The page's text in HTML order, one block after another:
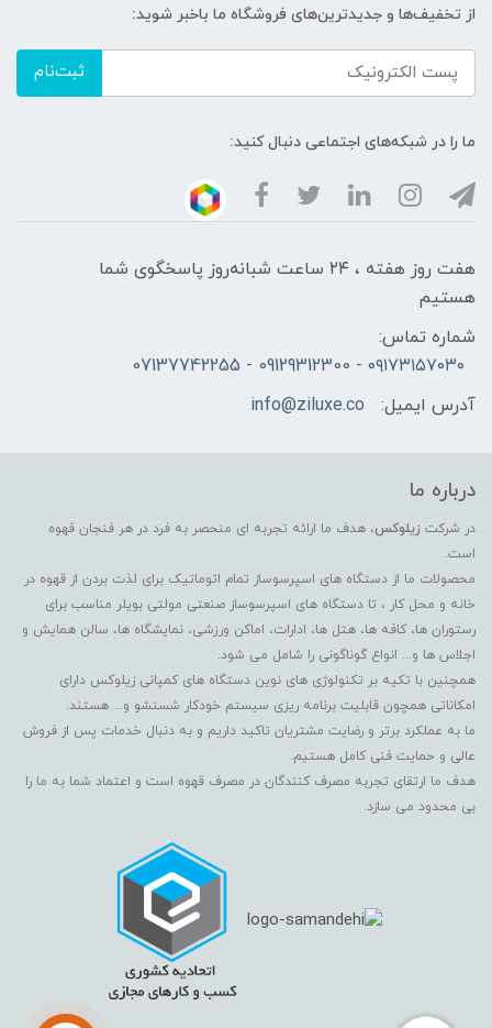
از تخفیف‌ها و جدیدترین‌های فروشگاه ما باخبر شوید:
ثبت‌نام
ما را در شبکه‌های اجتماعی دنبال کنید:
هفت روز هفته ، ۲۴ ساعت شبانه‌روز پاسخگوی شما
هستیم
شماره تماس:
۰۹۱۷۳۱۵۷۰۳۰ - 09129312300 - 07137742255
آدرس ایمیل:
info@ziluxe.co
درباره ما
در شرکت زیلوکس، هدف ما ارائه تجربه ای منحصر به فرد در هر فنجان قهوه
است.
محصولات ما از دستگاه های اسپرسوساز تمام اتوماتیک برای لذت بردن از قهوه در
خانه و محل کار ، تا دستگاه های اسپرسوساز صنعتی مولتی بویلر مناسب برای
رستوران ها، کافه ها، هتل ها، ادارات، اماکن ورزشی، نمایشگاه ها، سالن همایش و
اجلاس ها و... انواع گوناگونی را شامل می شود.
همچنین با تکیه بر تکنولوژی های نوین دستگاه های کمپانی زیلوکس دارای
امکاناتی همچون قابلیت برنامه ریزی سیستم خودکار شستشو و... هستند.
ما به عملکرد برتر و رضایت مشتریان تاکید داریم و به دنبال خدمات پس از فروش
عالی و حمایت فنی کامل هستیم.
هدف ما ارتقای تجربه مصرف کنندگان در مصرف قهوه است و اعتماد شما به ما را
بی محدود می سازد.